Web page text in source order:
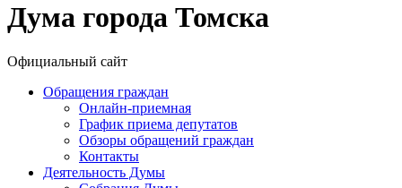
Дума города Томска
Официальный сайт
Обращения граждан
Онлайн-приемная
График приема депутатов
Обзоры обращений граждан
Контакты
Деятельность Думы